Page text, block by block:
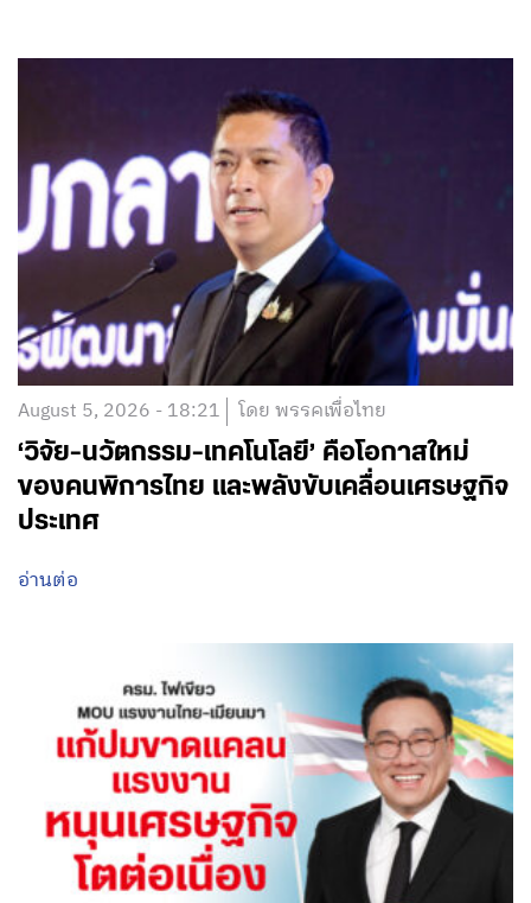
August 5, 2026 - 18:21 โดย พรรคเพื่อไทย
‘วิจัย-นวัตกรรม-เทคโนโลยี’ คือโอกาสใหม่
ของคนพิการไทย และพลังขับเคลื่อนเศรษฐกิจ
ประเทศ
อ่านต่อ